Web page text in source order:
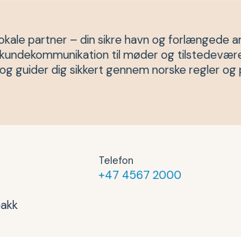
partner – din sikre havn og forlængede
til møder og
guider dig sikkert gennem norske regler
Telefon
+47 4567 2000